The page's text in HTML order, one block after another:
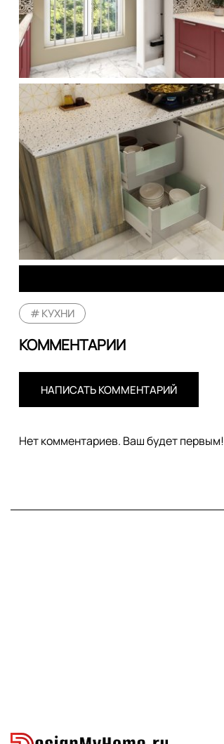
КУХНИ
КОММЕНТАРИИ
НАПИСАТЬ КОММЕНТАРИЙ
Нет комментариев. Ваш будет первым!